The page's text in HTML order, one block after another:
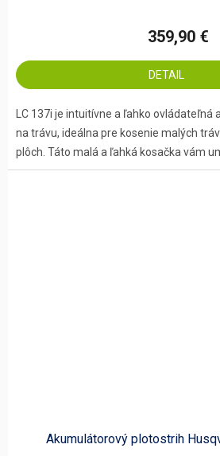
359,90 €
DETAIL
LC 137i je intuitívne a ľahko
na trávu, ideálna pre kosenie malých
plôch. Táto malá a ľahká kosačka vám
Akumulátorový plotostrih